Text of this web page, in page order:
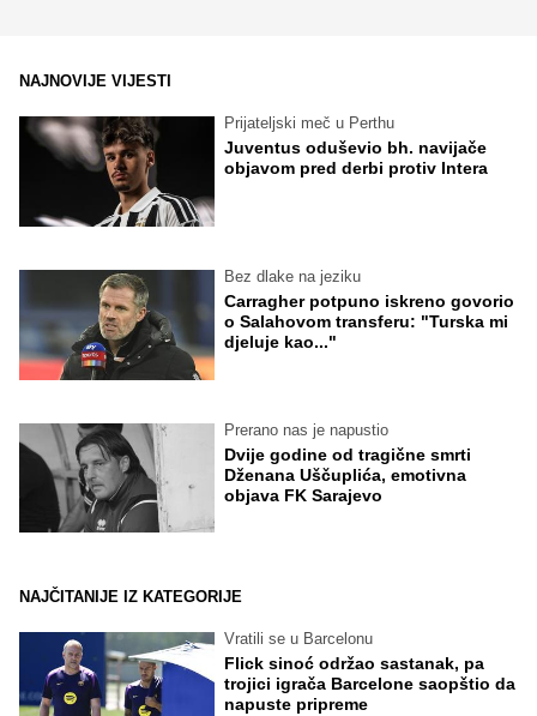
NAJNOVIJE VIJESTI
Prijateljski meč u Perthu
Juventus oduševio bh. navijače
objavom pred derbi protiv Intera
Bez dlake na jeziku
Carragher potpuno iskreno govorio
o Salahovom transferu: "Turska mi
djeluje kao..."
Prerano nas je napustio
Dvije godine od tragične smrti
Dženana Uščuplića, emotivna
objava FK Sarajevo
NAJČITANIJE IZ KATEGORIJE
Vratili se u Barcelonu
Flick sinoć održao sastanak, pa
trojici igrača Barcelone saopštio da
napuste pripreme